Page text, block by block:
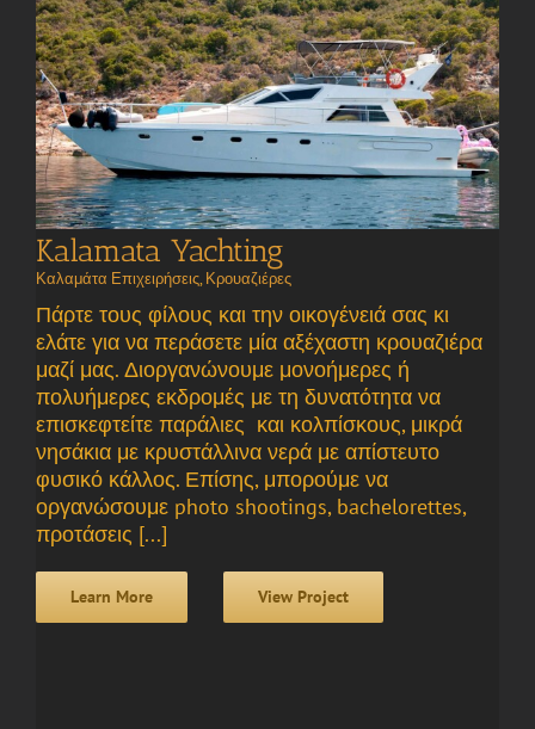
Kalamata Yachting
Καλαμάτα Επιχειρήσεις, Κρουαζιέρες
Πάρτε τους φίλους και την οικογένειά σας κι
ελάτε για να περάσετε μία αξέχαστη κρουαζιέρα
μαζί μας. Διοργανώνουμε μονοήμερες ή
πολυήμερες εκδρομές με τη δυνατότητα να
επισκεφτείτε παράλιες και κολπίσκους, μικρά
νησάκια με κρυστάλλινα νερά με απίστευτο
φυσικό κάλλος. Επίσης, μπορούμε να
οργανώσουμε photo shootings, bachelorettes,
προτάσεις [...]
Learn More View Project